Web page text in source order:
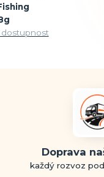
Doprava
každý rozvoz